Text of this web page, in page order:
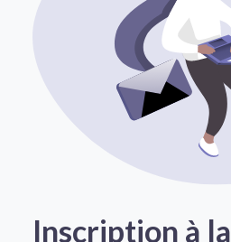
Inscription à la